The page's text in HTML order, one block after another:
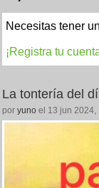
Necesitas tener
¡Registra tu
La tontería del
por yuno el 13 jun 2024,